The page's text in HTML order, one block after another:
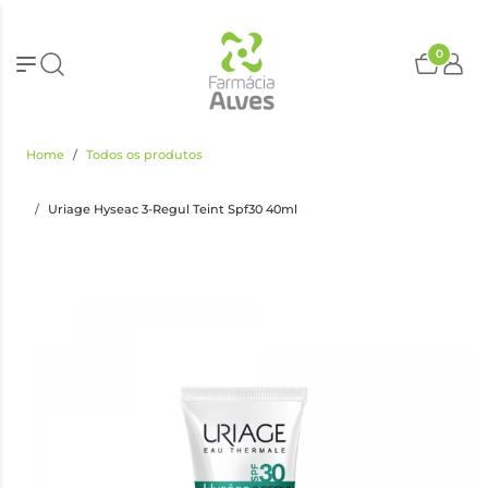
0
Home Todos os produtos
Uriage Hyseac 3-Regul Teint Spf30 40ml